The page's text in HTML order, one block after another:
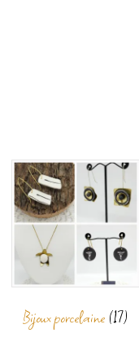
Bijoux porcelaine(17)